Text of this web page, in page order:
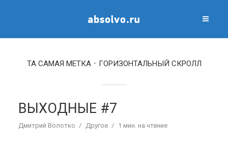
ТА САМАЯ МЕТКА ГОРИЗОНТАЛЬНЫЙ СКРОЛЛ
ВЫХОДНЫЕ #7
Дмитрий Волотко Другое 1 мин. на чтение